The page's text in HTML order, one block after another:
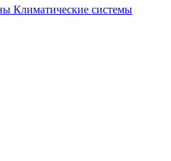
Климатические системы